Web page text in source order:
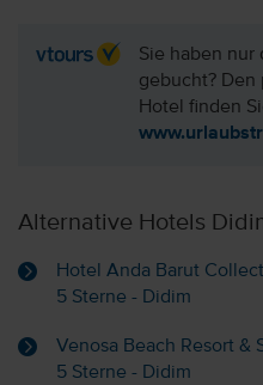
Sie haben nur
gebucht? Den
Hotel finden
Alternative Hotels
Hotel Anda Barut
5 Sterne - Didim
Venosa Beach Resort &
5 Sterne - Didim